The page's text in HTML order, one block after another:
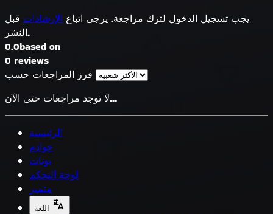
يجب تسجيل الدخول لترك مراجعة. يرجى اتباع الإرشادات قبل
النشر.
0.0based on
0 reviews
فرز المراجعات حسب
لا توجد مراجعات حتى الآن...
الرئيسية
خوادم
بوتات
لوحة التحكم
متميز